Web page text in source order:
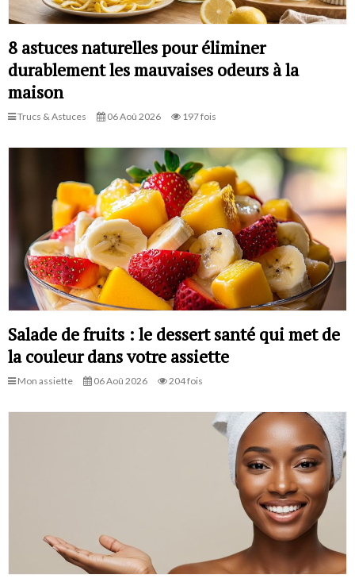
8 astuces naturelles pour éliminer
durablement les mauvaises odeurs à la
maison
Trucs & Astuces 06 Aoû 2026 197 fois
Salade de fruits : le dessert santé qui met de
la couleur dans votre assiette
Mon assiette 06 Aoû 2026 204 fois